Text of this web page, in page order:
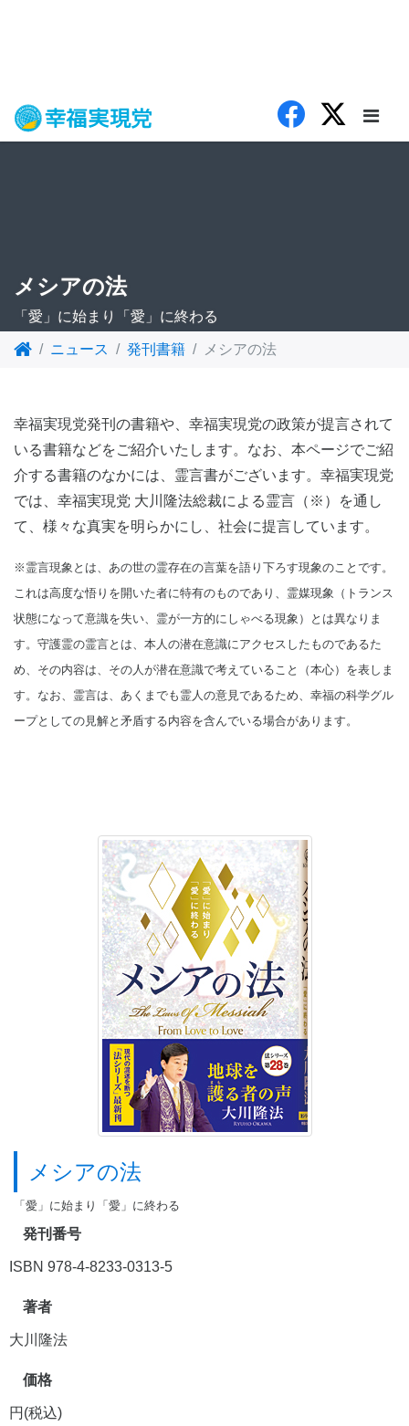
メシアの法
「愛」に始まり「愛」に終わる
ニュース 発刊書籍 メシアの法
幸福実現党発刊の書籍や、幸福実現党の政策が提言されて
いる書籍などをご紹介いたします。なお、本ページでご紹
介する書籍のなかには、霊言書がございます。幸福実現党
では、幸福実現党 大川隆法総裁による霊言（※）を通し
て、様々な真実を明らかにし、社会に提言しています。
※霊言現象とは、あの世の霊存在の言葉を語り下ろす現象のことです。
これは高度な悟りを開いた者に特有のものであり、霊媒現象（トランス
状態になって意識を失い、霊が一方的にしゃべる現象）とは異なりま
す。守護霊の霊言とは、本人の潜在意識にアクセスしたものであるた
め、その内容は、その人が潜在意識で考えていること（本心）を表しま
す。なお、霊言は、あくまでも霊人の意見であるため、幸福の科学グル
ープとしての見解と矛盾する内容を含んでいる場合があります。
メシアの法
「愛」に始まり「愛」に終わる
発刊番号
ISBN 978-4-8233-0313-5
著者
大川隆法
価格
円(税込)